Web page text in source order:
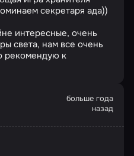
секретаря ада))
интересные, очень
света, нам все очень
рекомендую к
больше года
назад